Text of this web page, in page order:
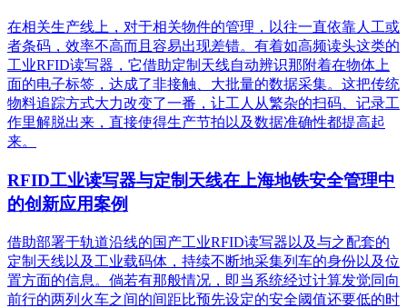
在相关生产线上，对于相关物件的管理，以往一直依靠人工或
者条码，效率不高而且容易出现差错。有着如高频读头这类的
工业RFID读写器，它借助定制天线自动辨识那附着在物体上
面的电子标签，达成了非接触、大批量的数据采集。这把传统
物料追踪方式大力改变了一番，让工人从繁杂的扫码、记录工
作里解脱出来，直接使得生产节拍以及数据准确性都提高起
来。
RFID工业读写器与定制天线在上海地铁安全管理中
的创新应用案例
借助部署于轨道沿线的国产工业RFID读写器以及与之配套的
定制天线以及工业载码体，持续不断地采集列车的身份以及位
置方面的信息。倘若有那般情况，即当系统经过计算发觉同向
前行的两列火车之间的间距比预先设定的安全阈值还要低的时